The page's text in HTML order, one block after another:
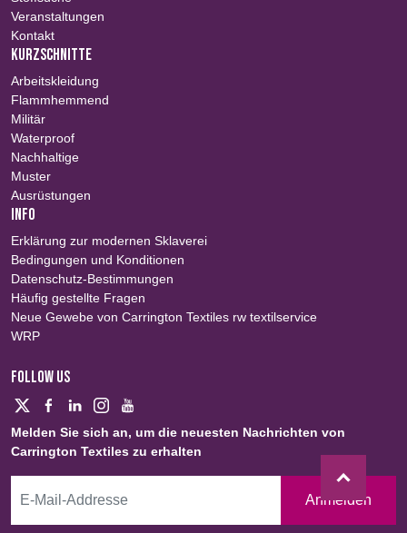
Veranstaltungen
Kontakt
KURZSCHNITTE
Arbeitskleidung
Flammhemmend
Militär
Waterproof
Nachhaltige
Muster
Ausrüstungen
INFO
Erklärung zur modernen Sklaverei
Bedingungen und Konditionen
Datenschutz-Bestimmungen
Häufig gestellte Fragen
Neue Gewebe von Carrington Textiles rw textilservice
WRP
FOLLOW US
Melden Sie sich an, um die neuesten Nachrichten von
Carrington Textiles zu erhalten
Anmelden